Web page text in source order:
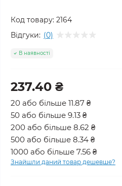
Код товару: 2164
Відгуки: (0)
В наявності
237.40 ₴
20 або більше 11.87 ₴
50 або більше 9.13 ₴
200 або більше 8.62 ₴
500 або більше 8.34 ₴
1000 або більше 7.56 ₴
Знайшли даний товар дешевше?